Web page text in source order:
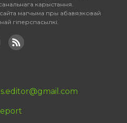
карыстання.
магчыма пры абавязковай
гіперспасылкі.